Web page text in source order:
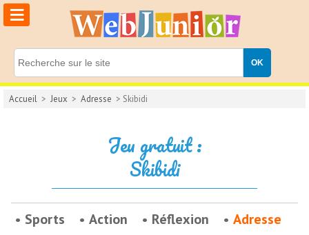
≡
Accueil > Jeux > Adresse > Skibidi
Jeu gratuit :
Skibidi
Sports Action Réflexion
Adresse